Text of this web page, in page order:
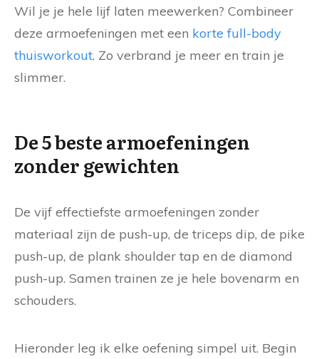
Wil je je hele lijf laten meewerken? Combineer
deze armoefeningen met een korte full-body
thuisworkout. Zo verbrand je meer en train je
slimmer.
De 5 beste armoefeningen
zonder gewichten
De vijf effectiefste armoefeningen zonder
materiaal zijn de push-up, de triceps dip, de pike
push-up, de plank shoulder tap en de diamond
push-up. Samen trainen ze je hele bovenarm en
schouders.
Hieronder leg ik elke oefening simpel uit. Begin